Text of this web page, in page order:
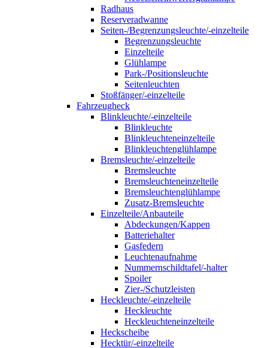
Radhaus
Reserveradwanne
Seiten-/Begrenzungsleuchte/-einzelteile
Begrenzungsleuchte
Einzelteile
Glühlampe
Park-/Positionsleuchte
Seitenleuchten
Stoßfänger/-einzelteile
Fahrzeugheck
Blinkleuchte/-einzelteile
Blinkleuchte
Blinkleuchteneinzelteile
Blinkleuchtenglühlampe
Bremsleuchte/-einzelteile
Bremsleuchte
Bremsleuchteneinzelteile
Bremsleuchtenglühlampe
Zusatz-Bremsleuchte
Einzelteile/Anbauteile
Abdeckungen/Kappen
Batteriehalter
Gasfedern
Leuchtenaufnahme
Nummernschildtafel/-halter
Spoiler
Zier-/Schutzleisten
Heckleuchte/-einzelteile
Heckleuchte
Heckleuchteneinzelteile
Heckscheibe
Hecktür/-einzelteile